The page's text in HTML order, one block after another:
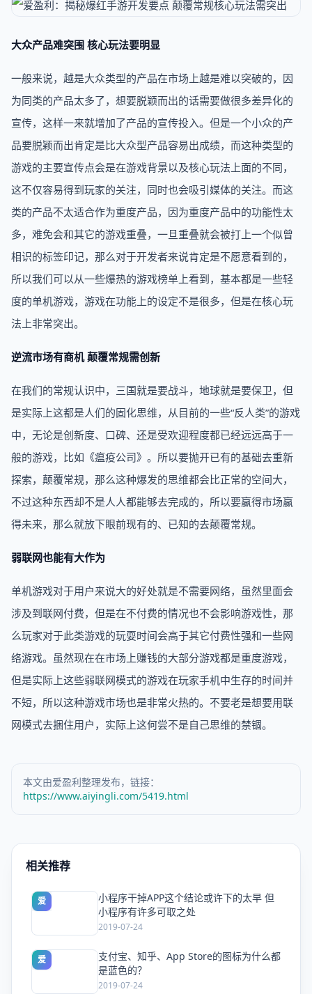
大众产品难突围 核心玩法要明显
一般来说，越是大众类型的产品在市场上越是难以突破的，因
为同类的产品太多了，想要脱颖而出的话需要做很多差异化的
宣传，这样一来就增加了产品的宣传投入。但是一个小众的产
品要脱颖而出肯定是比大众型产品容易出成绩，而这种类型的
游戏的主要宣传点会是在游戏背景以及核心玩法上面的不同，
这不仅容易得到玩家的关注，同时也会吸引媒体的关注。而这
类的产品不太适合作为重度产品，因为重度产品中的功能性太
多，难免会和其它的游戏重叠，一旦重叠就会被打上一个似曾
相识的标签印记，那么对于开发者来说肯定是不愿意看到的，
所以我们可以从一些爆热的游戏榜单上看到，基本都是一些轻
度的单机游戏，游戏在功能上的设定不是很多，但是在核心玩
法上非常突出。
逆流市场有商机 颠覆常规需创新
在我们的常规认识中，三国就是要战斗，地球就是要保卫，但
是实际上这都是人们的固化思维，从目前的一些“反人类”的游戏
中，无论是创新度、口碑、还是受欢迎程度都已经远远高于一
般的游戏，比如《瘟疫公司》。所以要抛开已有的基础去重新
探索，颠覆常规，那么这种爆发的思维都会比正常的空间大，
不过这种东西却不是人人都能够去完成的，所以要赢得市场赢
得未来，那么就放下眼前现有的、已知的去颠覆常规。
弱联网也能有大作为
单机游戏对于用户来说大的好处就是不需要网络，虽然里面会
涉及到联网付费，但是在不付费的情况也不会影响游戏性，那
么玩家对于此类游戏的玩耍时间会高于其它付费性强和一些网
络游戏。虽然现在在市场上赚钱的大部分游戏都是重度游戏，
但是实际上这些弱联网模式的游戏在玩家手机中生存的时间并
不短，所以这种游戏市场也是非常火热的。不要老是想要用联
网模式去捆住用户，实际上这何尝不是自己思维的禁锢。
本文由爱盈利整理发布，链接：
https://www.aiyingli.com/5419.html
相关推荐
爱
小程序干掉APP这个结论或许下的太早 但
小程序有许多可取之处
2019-07-24
爱
支付宝、知乎、App Store的图标为什么都
是蓝色的？
2019-07-24